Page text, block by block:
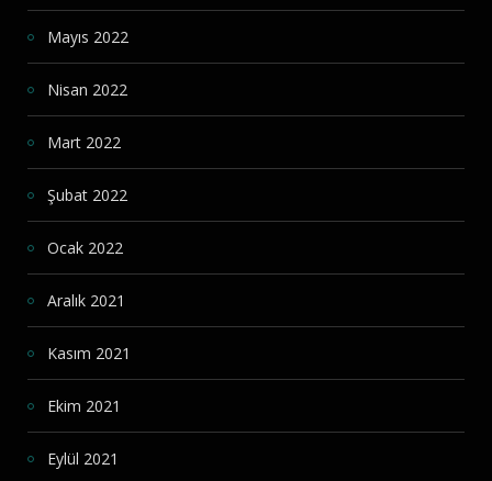
Mayıs 2022
Nisan 2022
Mart 2022
Şubat 2022
Ocak 2022
Aralık 2021
Kasım 2021
Ekim 2021
Eylül 2021